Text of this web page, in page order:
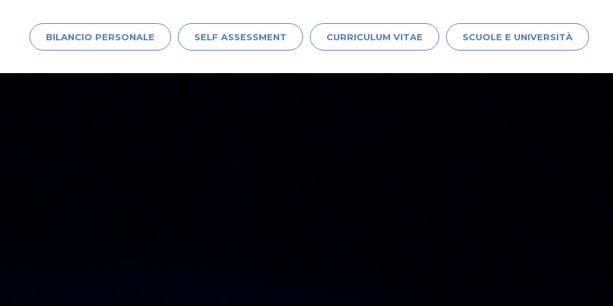
per:
BILANCIO PERSONALE SELF ASSESSMENT CURRICULUM VITAE SCUOLE E UNIVERSITÀ